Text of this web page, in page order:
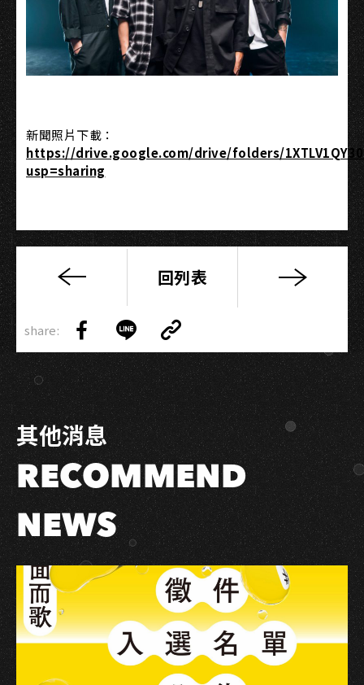
新聞照片下載：
https://drive.google.com/drive/folders/
usp=sharing
高
流
行
音
樂
中
心
盛
大
開
幕
「真
愛
路
1
號」
邀
回列表
share:
Share
on
Facebook
Share
on
LINE
Copy
Link
Link
其他消息
RECOMMEND
NEWS